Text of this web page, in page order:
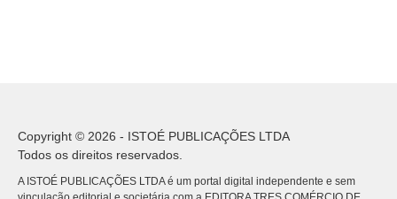
Copyright © 2026 - ISTOÉ PUBLICAÇÕES LTDA
Todos os direitos reservados.
A ISTOÉ PUBLICAÇÕES LTDA é um portal digital independente e sem